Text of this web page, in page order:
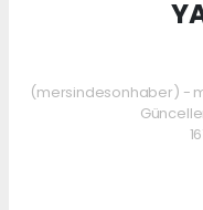
(mersindesonhaber) -